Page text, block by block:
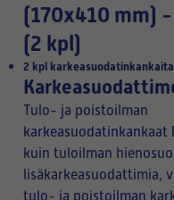
(170x410 mm)
(2 kpl)
2 kpl karkeasuodatinkankaita
Tulo- ja poistoilman
kuin tuloilman
lisäkarkeasuodattimia,
tulo- ja poistoilman